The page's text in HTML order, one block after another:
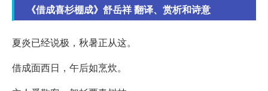
《借成喜杉棚成》舒岳祥 翻译、赏析和诗意
夏炎已经说极，秋暑正从这。
借成面西日，午后如烹炊。